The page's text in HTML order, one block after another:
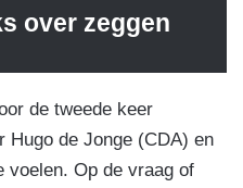
over zeggen
de tweede keer
Hugo de Jonge (CDA) en
voelen. Op de vraag of